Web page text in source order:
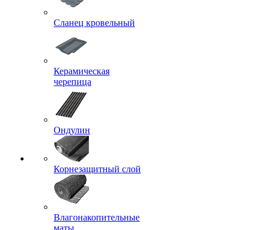
Сланец кровельный
Керамическая
черепица
Ондулин
Корнезащитный слой
Влагонакопительные
маты